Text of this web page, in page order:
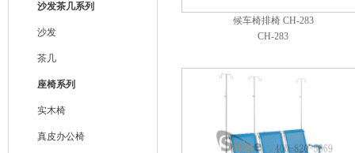
沙发茶几系列
沙发
茶几
座椅系列
实木椅
真皮办公椅
候车椅排椅 CH-283
CH-283